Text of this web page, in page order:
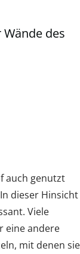
des
auch genutzt
dieser Hinsicht
Viele
eine andere
mit denen sie